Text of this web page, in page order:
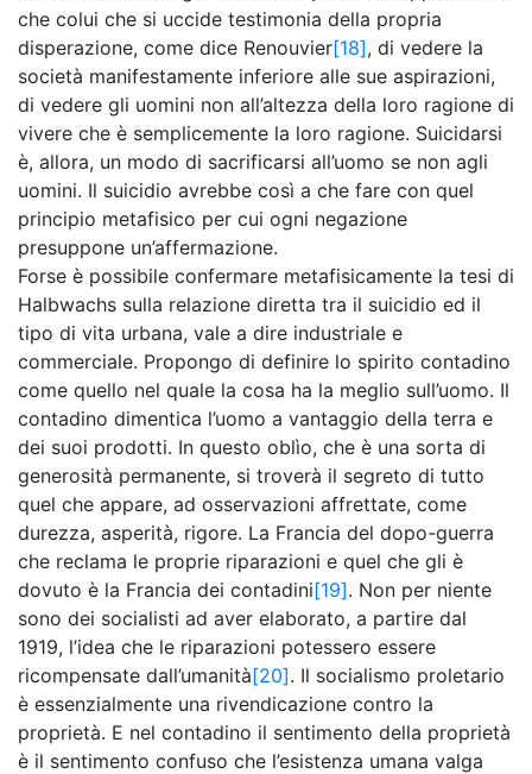
che colui che si uccide testimonia della propria
disperazione, come dice Renouvier[18], di vedere la
società manifestamente inferiore alle sue aspirazioni,
di vedere gli uomini non all’altezza della loro ragione di
vivere che è semplicemente la loro ragione. Suicidarsi
è, allora, un modo di sacrificarsi all’uomo se non agli
uomini. Il suicidio avrebbe così a che fare con quel
principio metafisico per cui ogni negazione
presuppone un’affermazione.
Forse è possibile confermare metafisicamente la tesi di
Halbwachs sulla relazione diretta tra il suicidio ed il
tipo di vita urbana, vale a dire industriale e
commerciale. Propongo di definire lo spirito contadino
come quello nel quale la cosa ha la meglio sull’uomo. Il
contadino dimentica l’uomo a vantaggio della terra e
dei suoi prodotti. In questo oblìo, che è una sorta di
generosità permanente, si troverà il segreto di tutto
quel che appare, ad osservazioni affrettate, come
durezza, asperità, rigore. La Francia del dopo-guerra
che reclama le proprie riparazioni e quel che gli è
dovuto è la Francia dei contadini[19]. Non per niente
sono dei socialisti ad aver elaborato, a partire dal
1919, l’idea che le riparazioni potessero essere
ricompensate dall’umanità[20]. Il socialismo proletario
è essenzialmente una rivendicazione contro la
proprietà. E nel contadino il sentimento della proprietà
è il sentimento confuso che l’esistenza umana valga